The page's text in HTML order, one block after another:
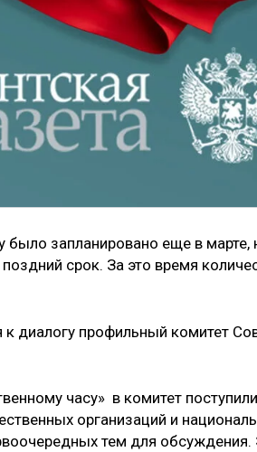
было запланировано еще в
срок. За это время
к диалогу профильный комитет
часу» в комитет
организаций и
тем для